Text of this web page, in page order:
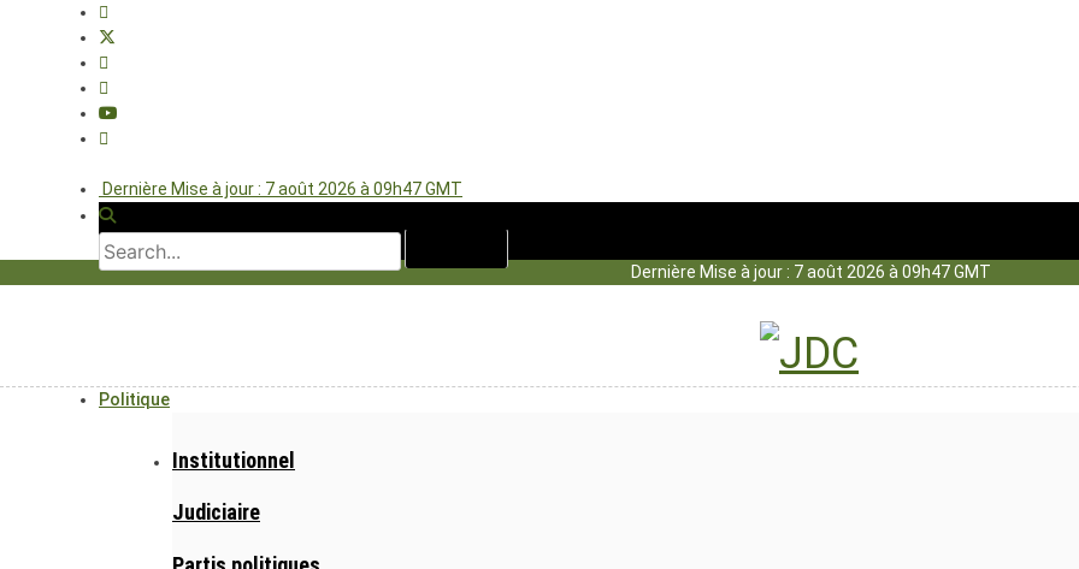
Dernière Mise à jour : 7 août 2026 à 09h47 GMT
Dernière Mise à jour : 7 août 2026 à 09h47 GMT
Politique
Institutionnel
Judiciaire